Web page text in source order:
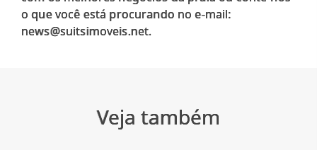
o que você está procurando no e-mail:
Veja também